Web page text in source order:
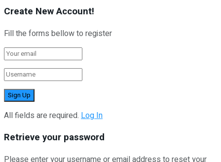
Create New Account!
Fill the forms bellow to register
All fields are required. Log In
Retrieve your password
Please enter your username or email address to reset your